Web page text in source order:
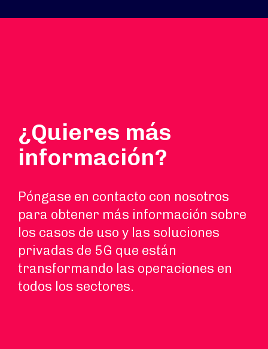
¿Quieres más
información?
Póngase en contacto con nosotros
para obtener más información sobre
los casos de uso y las soluciones
privadas de 5G que están
transformando las operaciones en
todos los sectores.